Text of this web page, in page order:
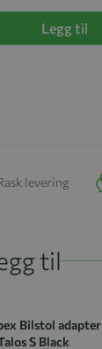
Legg til
levering
til
Bilstol adapter
S Black